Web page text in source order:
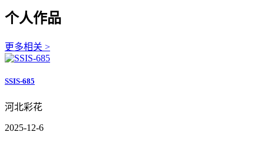
个人作品
更多相关 >
SSIS-685
河北彩花
2025-12-6